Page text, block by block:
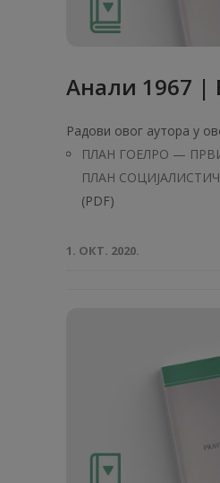
Анaли 1967 |
Радови овог аутора у
ПЛАН ГОЕЛРО —
ПЛАН
(PDF)
1. ОКТ. 2020.